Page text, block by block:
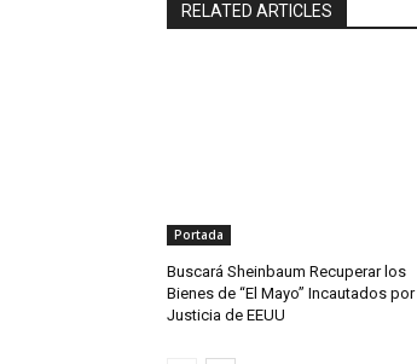
RELATED ARTICLES
Portada
Buscará Sheinbaum Recuperar los
Bienes de “El Mayo” Incautados por
Justicia de EEUU